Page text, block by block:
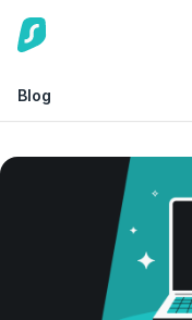
Blog
Bezpieczny telefon
Ochrona tożsamości
Wskazówki i porady
Technologia